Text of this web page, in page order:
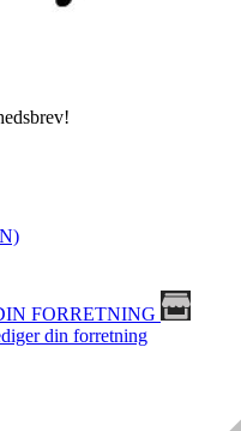
FORRETNING
din forretning